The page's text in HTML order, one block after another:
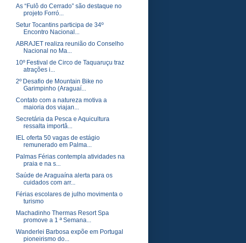
As “Fulô do Cerrado” são destaque no
projeto Forró...
Setur Tocantins participa de 34º
Encontro Nacional...
ABRAJET realiza reunião do Conselho
Nacional no Ma...
10º Festival de Circo de Taquaruçu traz
atrações i...
2º Desafio de Mountain Bike no
Garimpinho (Araguaí...
Contato com a natureza motiva a
maioria dos viajan...
Secretária da Pesca e Aquicultura
ressalta importâ...
IEL oferta 50 vagas de estágio
remunerado em Palma...
Palmas Férias contempla atividades na
praia e na s...
Saúde de Araguaína alerta para os
cuidados com arr...
Férias escolares de julho movimenta o
turismo
Machadinho Thermas Resort Spa
promove a 1 ª Semana...
Wanderlei Barbosa expõe em Portugal
pioneirismo do...